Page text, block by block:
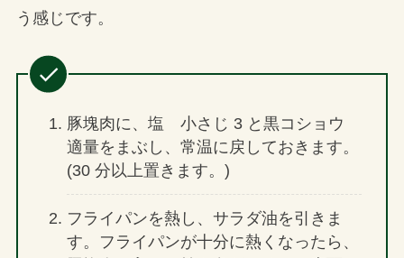
う感じです。
豚塊肉に、塩 小さじ 3 と黒コショウ
適量をまぶし、常温に戻しておきます。
(30 分以上置きます。)
フライパンを熱し、サラダ油を引きま
す。フライパンが十分に熱くなったら、